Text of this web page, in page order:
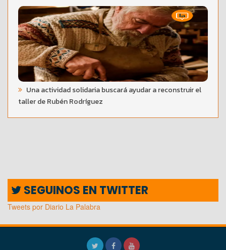
Una actividad solidaria buscará ayudar a reconstruir el
taller de Rubén Rodríguez
SEGUINOS EN TWITTER
Tweets por Diario La Palabra